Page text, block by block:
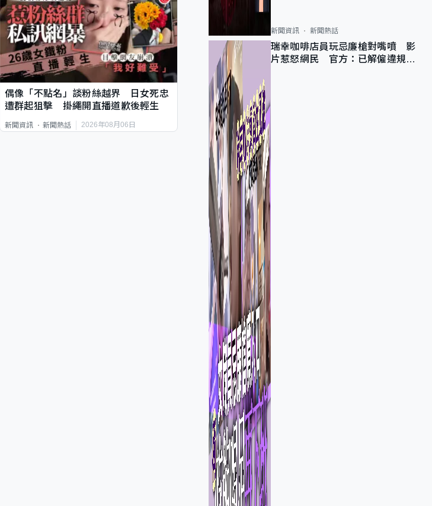
偶像「不點名」談粉絲越界 日女死忠
遭群起狙擊 掛繩開直播道歉後輕生
新聞資訊 新聞熱話 2026年08月06日
新聞資訊 新聞熱話
瑞幸咖啡店員玩忌廉槍對嘴噴 影
片惹怒網民 官方：已解僱違規員